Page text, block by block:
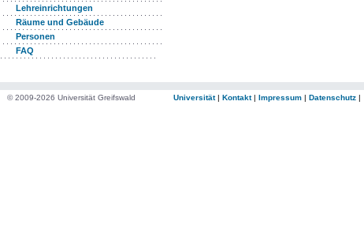
Lehreinrichtungen
Räume und Gebäude
Personen
FAQ
© 2009-2026 Universität Greifswald Universität| Kontakt| Impressum | Datenschutz |